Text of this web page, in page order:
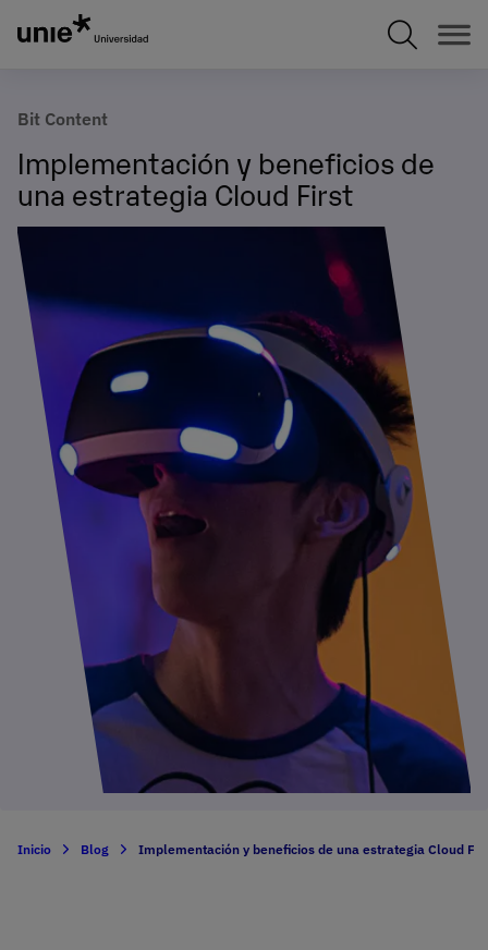
Bit Content
Implementación y beneficios de
una estrategia Cloud First
Inicio Blog Implementación y beneficios de una estrategia Cloud